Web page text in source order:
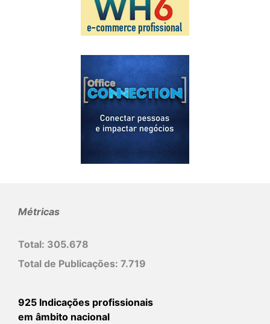
Métricas
Total: 305.678
Total de Publicações: 7.719
925 Indicações profissionais
em âmbito nacional